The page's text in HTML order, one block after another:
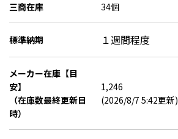
三商在庫 34個
標準納期 １週間程度
メーカー在庫【目
安】
（在庫数最終更新日
時）
1,246
(2026/8/7 5:42更新)